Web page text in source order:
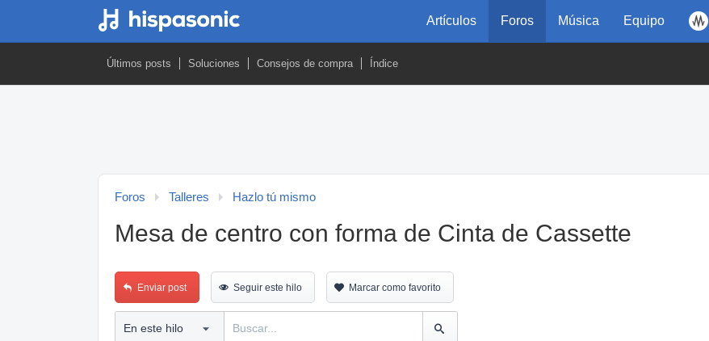
Artículos Foros Música Equipo
Últimos posts Soluciones Consejos de compra Índice
Foros Talleres Hazlo tú mismo
Mesa de centro con forma de Cinta de Cassette
Enviar post Seguir este hilo Marcar como favorito